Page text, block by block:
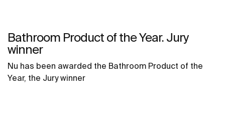
Bathroom Product of the Year. Jury
winner
Nu has been awarded the Bathroom Product of the
Year, the Jury winner